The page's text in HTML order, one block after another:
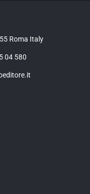
Roma Italy
04 580